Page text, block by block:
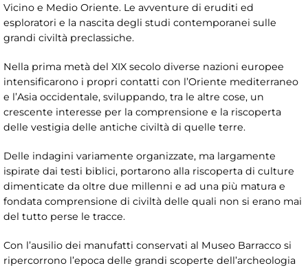
Vicino e Medio Oriente. Le avventure di eruditi ed
esploratori e la nascita degli studi contemporanei sulle
grandi civiltà preclassiche.
Nella prima metà del XIX secolo diverse nazioni europee
intensificarono i propri contatti con l’Oriente mediterraneo
e l’Asia occidentale, sviluppando, tra le altre cose, un
crescente interesse per la comprensione e la riscoperta
delle vestigia delle antiche civiltà di quelle terre.
Delle indagini variamente organizzate, ma largamente
ispirate dai testi biblici, portarono alla riscoperta di culture
dimenticate da oltre due millenni e ad una più matura e
fondata comprensione di civiltà delle quali non si erano mai
del tutto perse le tracce.
Con l’ausilio dei manufatti conservati al Museo Barracco si
ripercorrono l’epoca delle grandi scoperte dell’archeologia